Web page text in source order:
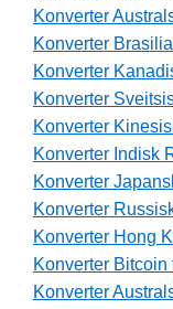
Konverter
Konverter
Konverter
Konverter
Konverter
Konverter Indisk
Konverter
Konverter
Konverter Hong
Konverter
Konverter